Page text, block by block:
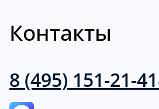
Контакты
8 (495) 151-21-41